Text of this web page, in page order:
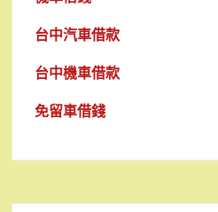
台中汽車借款
台中機車借款
免留車借錢